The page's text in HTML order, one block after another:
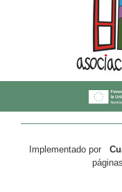
Implementado por